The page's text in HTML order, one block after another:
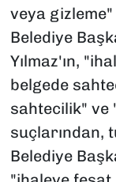
veya
Belediye
Yılmaz'ın,
belgede
sahtecilik" ve
suçlarından,
Belediye